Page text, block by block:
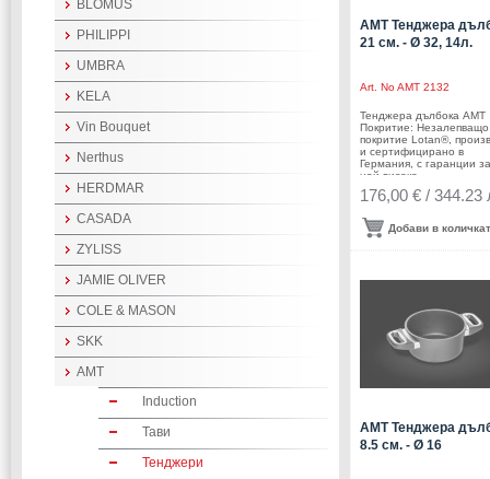
AMT Тенджера
21 см. - Ø 32, 14л.
Art. NoAMT 2132
Тенджера дълбока АМТ
Покритие: Незалепващо
покритие Lotan®,
и сертифицирано в
Германия, с гаранции за
най-високо
качество. Диаметър: Ø
смВисочина: 21
лДебелина на дъното: 9
ммДебелина на
ГерманияПодходяща за:
176,00 € / 344.23
Добави в
AMT Тенджера
8.5 см. - Ø 16
BLOMUS
PHILIPPI
UMBRA
KELA
Vin Bouquet
Nerthus
HERDMAR
CASADA
ZYLISS
JAMIE OLIVER
COLE & MASON
SKK
AMT
Induction
Тави
Тенджери